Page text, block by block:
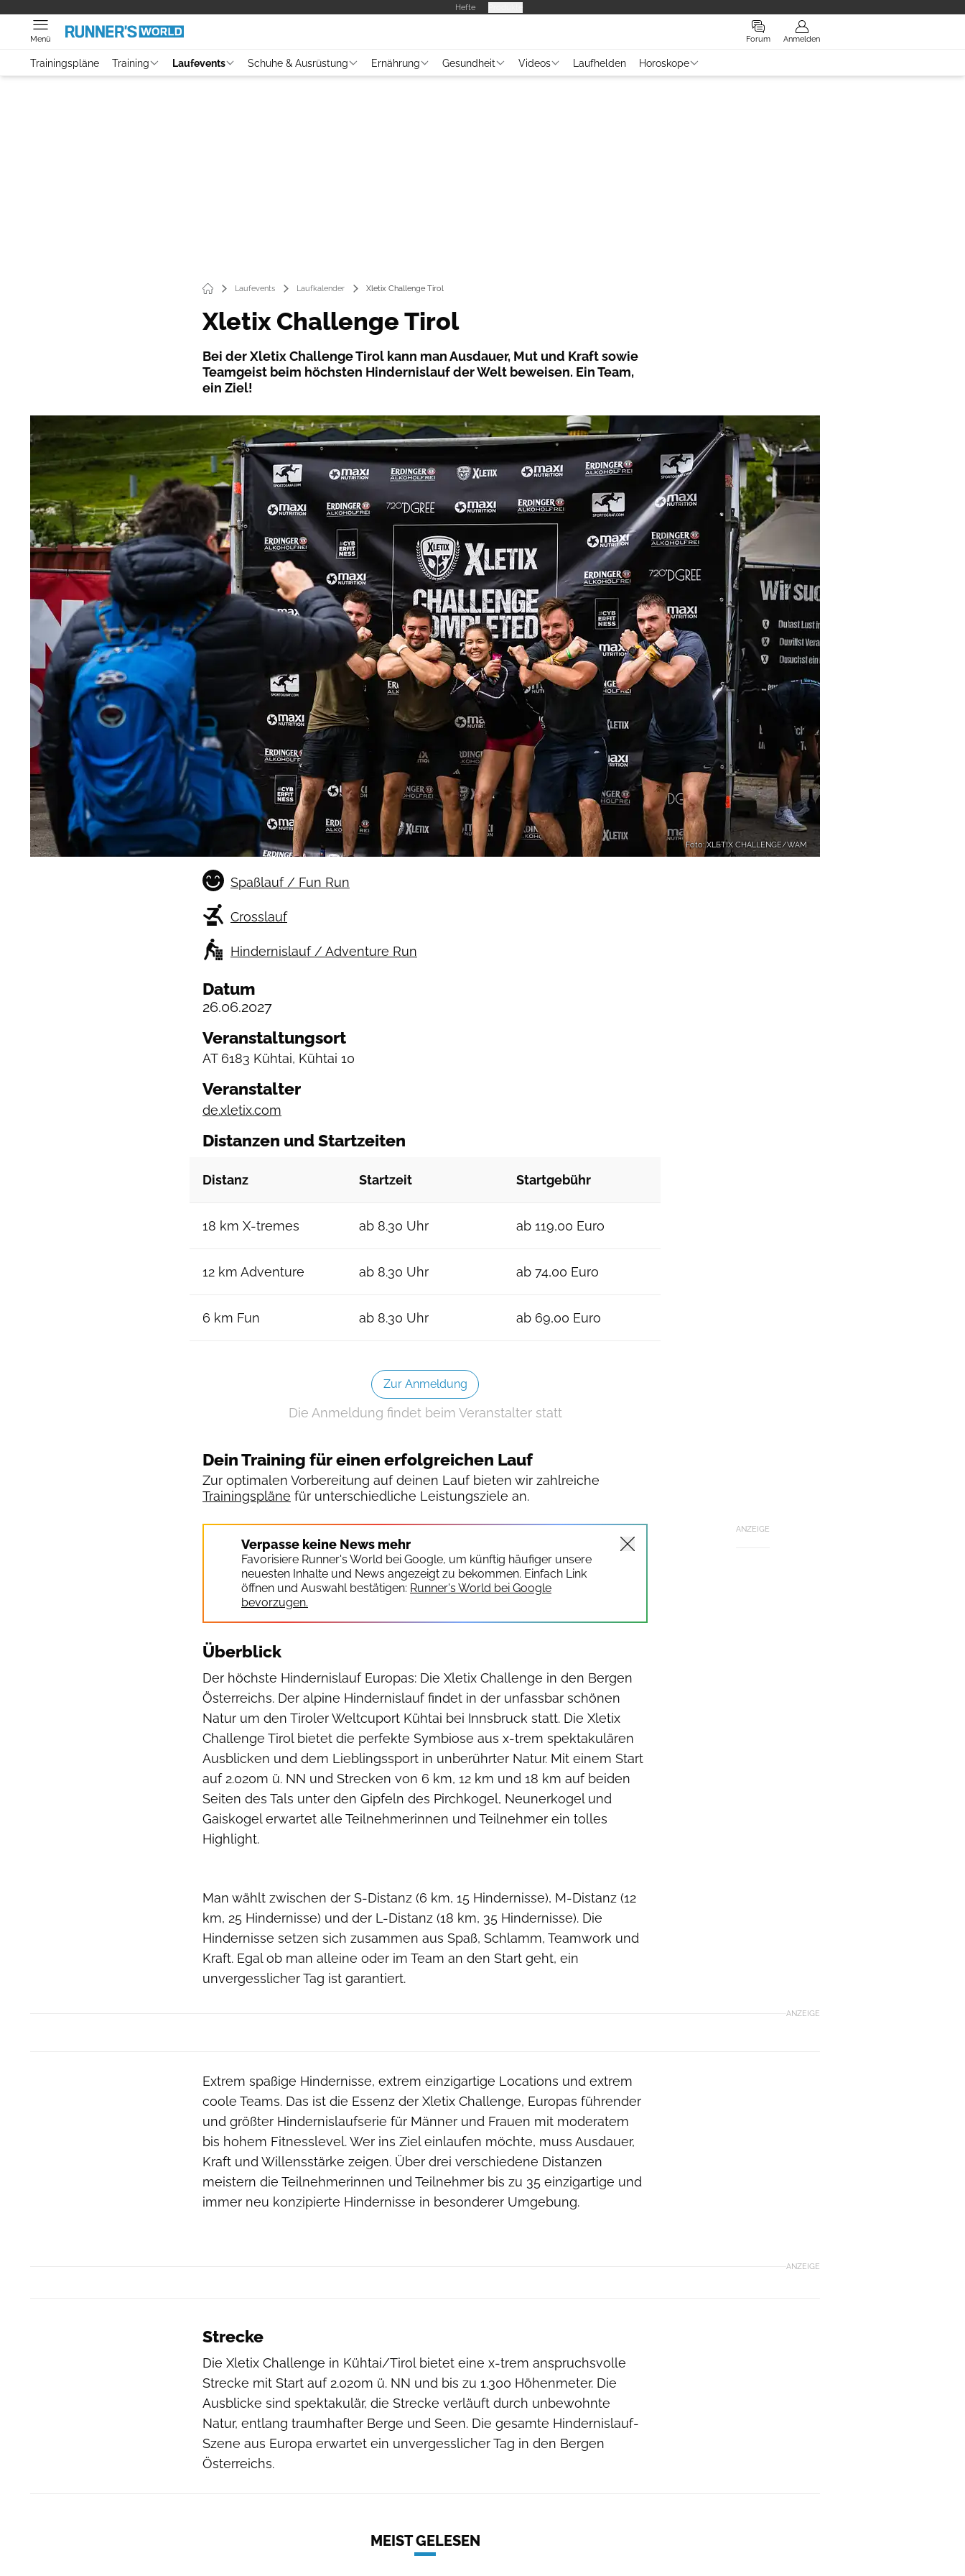
Hefte
Forum Anmelden
Menü
Trainingspläne Training Laufevents Schuhe & Ausrüstung Ernährung Gesundheit Videos Laufhelden Horoskope
Laufevents Laufkalender Xletix Challenge Tirol
Xletix Challenge Tirol
Bei der Xletix Challenge Tirol kann man Ausdauer, Mut und Kraft sowie
Teamgeist beim höchsten Hindernislauf der Welt beweisen. Ein Team,
ein Ziel!
Foto: XLETIX CHALLENGE/WAM
Spaßlauf / Fun Run
Crosslauf
Hindernislauf / Adventure Run
Datum
26.06.2027
Veranstaltungsort
AT 6183 Kühtai, Kühtai 10
Veranstalter
de.xletix.com
Distanzen und Startzeiten
Distanz Startzeit Startgebühr
18 km X-tremes ab 8.30 Uhr ab 119,00 Euro
12 km Adventure ab 8.30 Uhr ab 74,00 Euro
6 km Fun ab 8.30 Uhr ab 69,00 Euro
Zur Anmeldung
Die Anmeldung findet beim Veranstalter statt
Dein Training für einen erfolgreichen Lauf
Zur optimalen Vorbereitung auf deinen Lauf bieten wir zahlreiche
Trainingspläne für unterschiedliche Leistungsziele an.
ANZEIGE
Verpasse keine News mehr
Favorisiere Runner's World bei Google, um künftig häufiger unsere
neuesten Inhalte und News angezeigt zu bekommen. Einfach Link
öffnen und Auswahl bestätigen: Runner's World bei Google
bevorzugen.
Überblick
Der höchste Hindernislauf Europas: Die Xletix Challenge in den Bergen
Österreichs. Der alpine Hindernislauf findet in der unfassbar schönen
Natur um den Tiroler Weltcuport Kühtai bei Innsbruck statt. Die Xletix
Challenge Tirol bietet die perfekte Symbiose aus x-trem spektakulären
Ausblicken und dem Lieblingssport in unberührter Natur. Mit einem Start
auf 2.020m ü. NN und Strecken von 6 km, 12 km und 18 km auf beiden
Seiten des Tals unter den Gipfeln des Pirchkogel, Neunerkogel und
Gaiskogel erwartet alle Teilnehmerinnen und Teilnehmer ein tolles
Highlight.
Man wählt zwischen der S-Distanz (6 km, 15 Hindernisse), M-Distanz (12
km, 25 Hindernisse) und der L-Distanz (18 km, 35 Hindernisse). Die
Hindernisse setzen sich zusammen aus Spaß, Schlamm, Teamwork und
Kraft. Egal ob man alleine oder im Team an den Start geht, ein
unvergesslicher Tag ist garantiert.
ANZEIGE
Extrem spaßige Hindernisse, extrem einzigartige Locations und extrem
coole Teams. Das ist die Essenz der Xletix Challenge, Europas führender
und größter Hindernislaufserie für Männer und Frauen mit moderatem
bis hohem Fitnesslevel. Wer ins Ziel einlaufen möchte, muss Ausdauer,
Kraft und Willensstärke zeigen. Über drei verschiedene Distanzen
meistern die Teilnehmerinnen und Teilnehmer bis zu 35 einzigartige und
immer neu konzipierte Hindernisse in besonderer Umgebung.
ANZEIGE
Strecke
Die Xletix Challenge in Kühtai/Tirol bietet eine x-trem anspruchsvolle
Strecke mit Start auf 2.020m ü. NN und bis zu 1.300 Höhenmeter. Die
Ausblicke sind spektakulär, die Strecke verläuft durch unbewohnte
Natur, entlang traumhafter Berge und Seen. Die gesamte Hindernislauf-
Szene aus Europa erwartet ein unvergesslicher Tag in den Bergen
Österreichs.
MEIST GELESEN